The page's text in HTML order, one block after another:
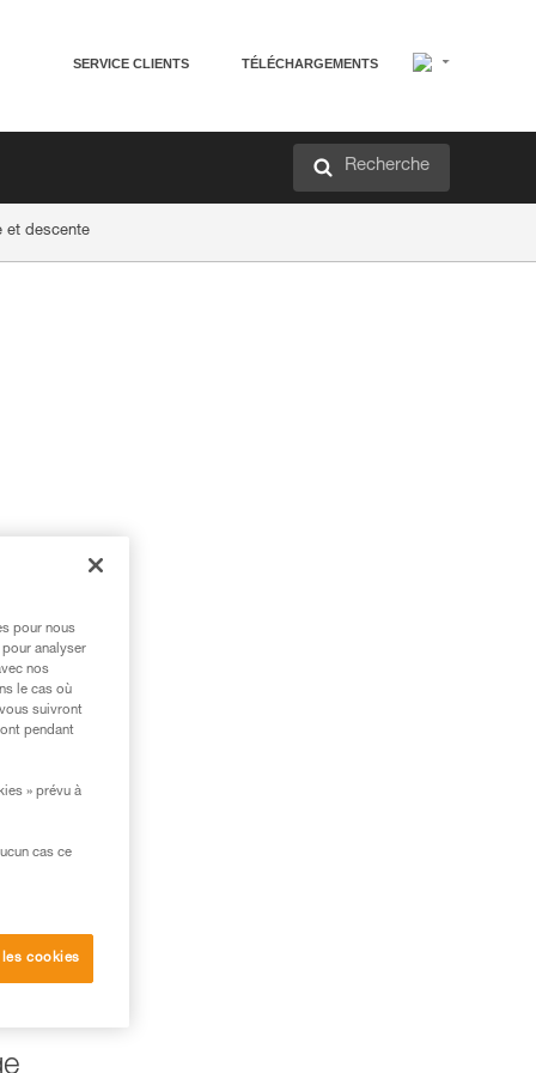
SERVICE CLIENTS TÉLÉCHARGEMENTS
Recherche
et descente
pour nous
analyser
nos
le cas où
suivront
pendant
» prévu à
cas ce
cookies